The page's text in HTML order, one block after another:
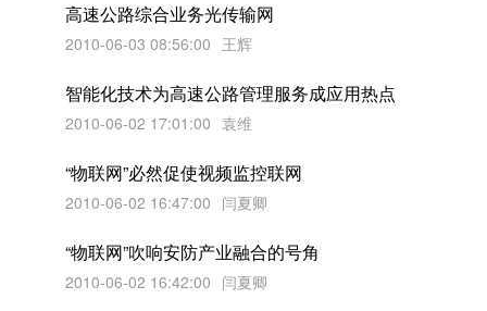
高速公路综合业务光传输网
2010-06-03 08:56:00 王辉
智能化技术为高速公路管理服务成应用热点
2010-06-02 17:01:00 袁维
“物联网”必然促使视频监控联网
2010-06-02 16:47:00 闫夏卿
“物联网”吹响安防产业融合的号角
2010-06-02 16:42:00 闫夏卿